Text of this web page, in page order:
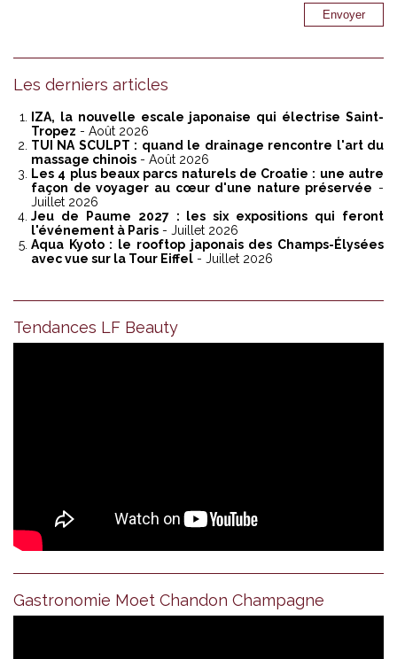
Les derniers articles
IZA, la nouvelle escale japonaise qui électrise Saint-
Tropez - Août 2026
TUI NA SCULPT : quand le drainage rencontre l'art du
massage chinois - Août 2026
Les 4 plus beaux parcs naturels de Croatie : une autre
façon de voyager au cœur d'une nature préservée -
Juillet 2026
Jeu de Paume 2027 : les six expositions qui feront
l'événement à Paris - Juillet 2026
Aqua Kyoto : le rooftop japonais des Champs-Élysées
avec vue sur la Tour Eiffel - Juillet 2026
Tendances LF Beauty
Gastronomie Moet Chandon Champagne